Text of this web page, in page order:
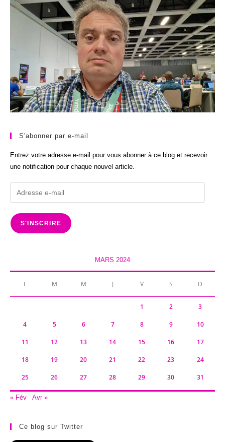
S'abonner par e-mail
Entrez votre adresse e-mail pour vous abonner à ce blog et recevoir
une notification pour chaque nouvel article.
Adresse
e-
mail
S'INSCRIRE
MARS 2024
L M M J V S D
1 2 3
4 5 6 7 8 9 10
11 12 13 14 15 16 17
18 19 20 21 22 23 24
25 26 27 28 29 30 31
« Fév Avr »
Ce blog sur Twitter